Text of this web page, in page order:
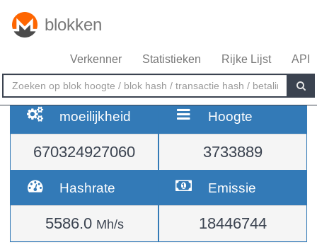
blokken
Verkenner Statistieken Rijke Lijst API
moeilijkheid
670324927060
Hoogte
3733889
Hashrate
5586.0 Mh/s
Emissie
18446744